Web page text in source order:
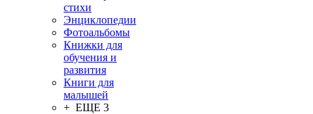
стихи
Энциклопедии
Фотоальбомы
Книжки для
обучения и
развития
Книги для
малышей
+ ЕЩЕ 3